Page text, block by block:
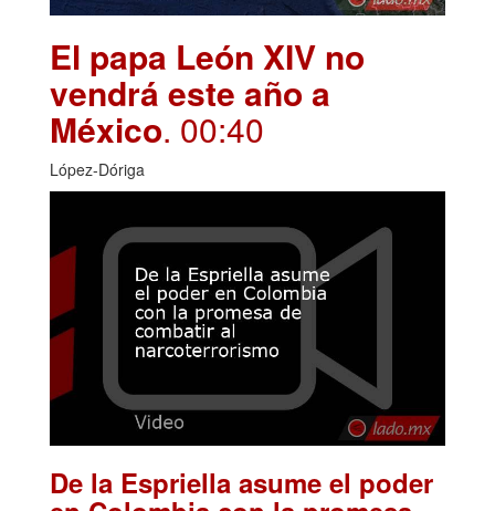
El papa León XIV no
vendrá este año a
México. 00:40
López-Dóriga
De la Espriella asume el poder